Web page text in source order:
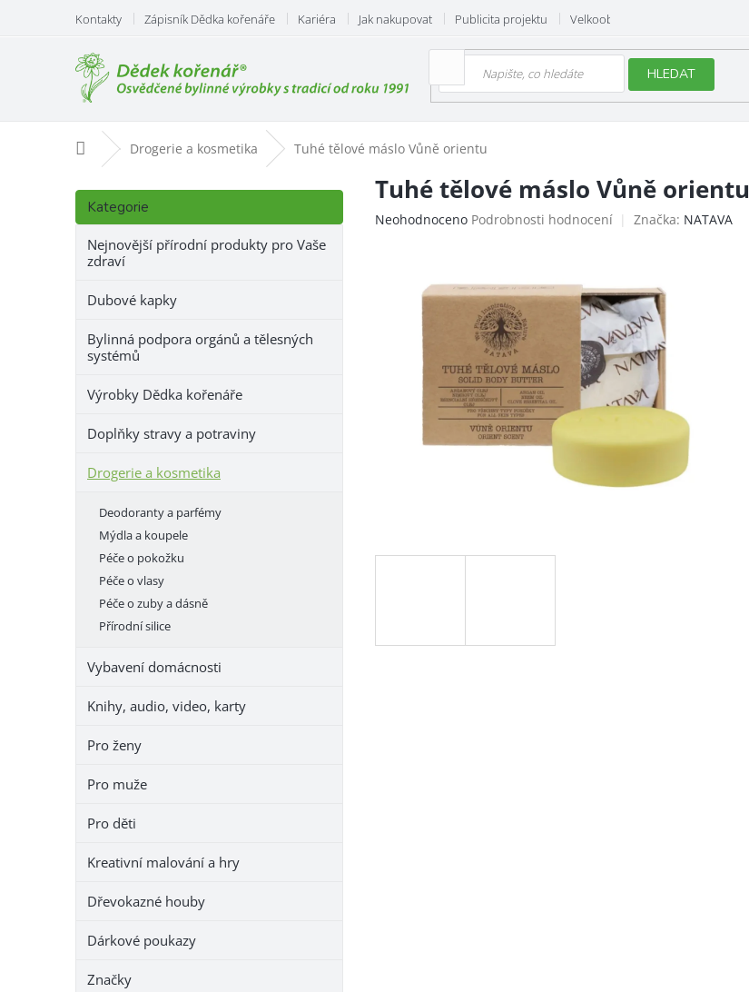
obsah
Kontakty Zápisník Dědka kořenáře Kariéra Jak nakupovat Publicita projektu Velkoobchod
HLEDAT
Domů Drogerie a kosmetika Tuhé tělové máslo Vůně orientu
P
s
Přeskočit
kategorie
Kategorie
Nejnovější přírodní produkty pro Vaše
zdraví
Dubové kapky
Bylinná podpora orgánů a tělesných
systémů
Výrobky Dědka kořenáře
Doplňky stravy a potraviny
Drogerie a kosmetika
Deodoranty a parfémy
Mýdla a koupele
Péče o pokožku
Péče o vlasy
Péče o zuby a dásně
Přírodní silice
Vybavení domácnosti
Knihy, audio, video, karty
Pro ženy
Pro muže
Pro děti
Kreativní malování a hry
Dřevokazné houby
Dárkové poukazy
Značky
Tuhé tělové máslo Vůně orientu
Průměrné
hvězdiček.
Neohodnoceno Podrobnosti hodnocení Značka: NATAVA